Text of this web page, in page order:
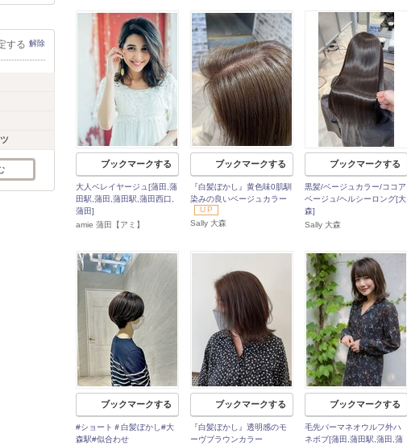
する 解除
ブックマークする
大人ベレイヤージュ[蒲田,蒲
田駅,蒲田,蒲田駅,蒲田西口,
蒲田]
amie 蒲田【アミ】
ブックマークする
『白髪ぼかし』黄色味0肌馴
染みの良いベージュカラー
UP
Sally 大森
ブックマークする
黒髪/ベージュカラー/ココア
ベージュ/ヘルシーロング[大
森]
Sally 大森
ブックマークする
#ショート＃白髪ぼかし#大
森駅#似合わせ
ブックマークする
『白髪ぼかし』透明感のモ
ーヴブラウンカラー
ブックマークする
毛先パーマネオウルフ外ハ
ネボブ[蒲田,蒲田駅,蒲田,蒲